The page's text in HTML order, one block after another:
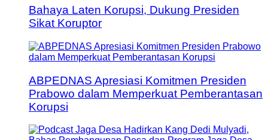
Bahaya Laten Korupsi, Dukung Presiden
Sikat Koruptor
ABPEDNAS Apresiasi Komitmen Presiden
Prabowo dalam Memperkuat Pemberantasan
Korupsi